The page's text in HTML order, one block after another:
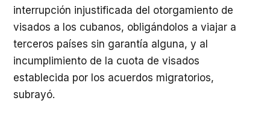
interrupción injustificada del otorgamiento de
visados a los cubanos, obligándolos a viajar a
terceros países sin garantía alguna, y al
incumplimiento de la cuota de visados
establecida por los acuerdos migratorios,
subrayó.